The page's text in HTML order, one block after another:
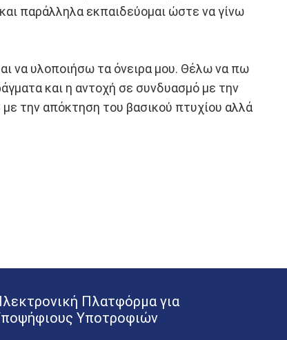
παράλληλα εκπαιδεύομαι ώστε να γίνω
να υλοποιήσω τα όνειρα μου. Θέλω να πω
και η αντοχή σε συνδυασμό με την
την απόκτηση του βασικού πτυχίου αλλά
Πλατφόρμα για
Υποτροφιών